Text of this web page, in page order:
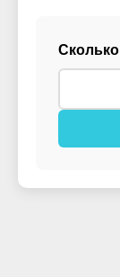
Сколько